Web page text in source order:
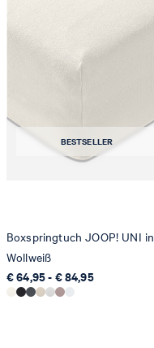
BESTSELLER
Boxspringtuch JOOP! UNI in
Wollweiß
€ 64,95 - € 84,95